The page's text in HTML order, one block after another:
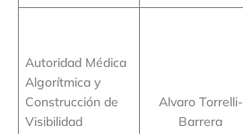
Autoridad Médica
Algorítmica y
Construcción de
Visibilidad
Alvaro Torrelli-
Barrera